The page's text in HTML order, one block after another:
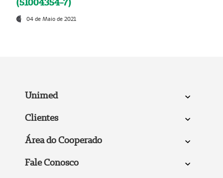
04 de Maio de 2021
Unimed
Clientes
Área do Cooperado
Fale Conosco